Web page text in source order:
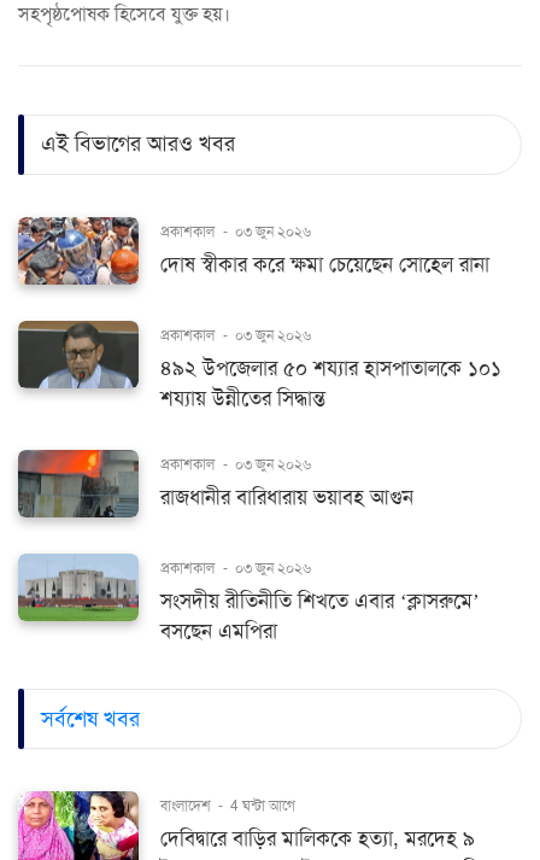
সহপৃষ্ঠপোষক হিসেবে যুক্ত হয়।
এই বিভাগের আরও খবর
প্রকাশকাল - ০৩ জুন ২০২৬
দোষ স্বীকার করে ক্ষমা চেয়েছেন সোহেল রানা
প্রকাশকাল - ০৩ জুন ২০২৬
৪৯২ উপজেলার ৫০ শয্যার হাসপাতালকে ১০১
শয্যায় উন্নীতের সিদ্ধান্ত
প্রকাশকাল - ০৩ জুন ২০২৬
রাজধানীর বারিধারায় ভয়াবহ আগুন
প্রকাশকাল - ০৩ জুন ২০২৬
সংসদীয় রীতিনীতি শিখতে এবার ‘ক্লাসরুমে’
বসছেন এমপিরা
সর্বশেষ খবর
বাংলাদেশ - 4 ঘন্টা আগে
দেবিদ্বারে বাড়ির মালিককে হত্যা, মরদেহ ৯